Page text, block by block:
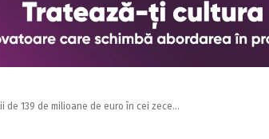
de 139 de milioane de euro în cei zece...